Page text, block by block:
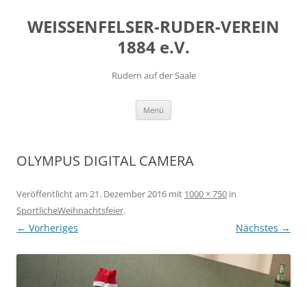
springen
WEISSENFELSER-RUDER-VEREIN
1884 e.V.
Rudern auf der Saale
Menü
OLYMPUS DIGITAL CAMERA
Veröffentlicht am 21. Dezember 2016 mit 1000 × 750 in
SportlicheWeihnachtsfeier.
← Vorheriges Nächstes →